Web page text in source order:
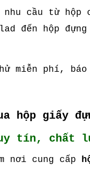
nhu cầu từ hộp
đến hộp
miễn phí, báo
hộp giấy
tín, chất
nơi cung cấp